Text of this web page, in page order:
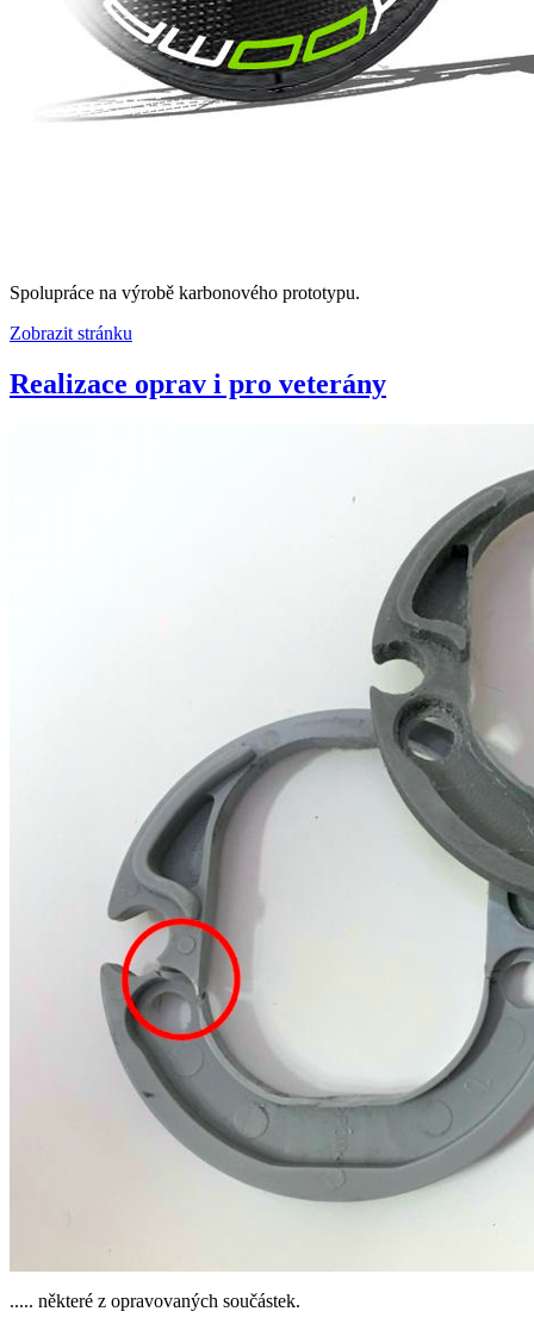
Spolupráce na výrobě karbonového prototypu.
Zobrazit stránku
Realizace oprav i pro veterány
..... některé z opravovaných součástek.